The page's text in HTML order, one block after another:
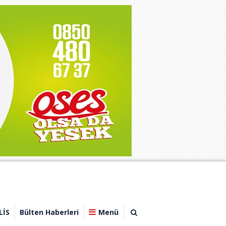
Bülten Haberleri Menü